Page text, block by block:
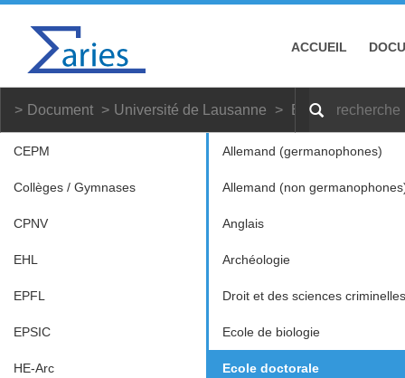
ACCUEIL
Document Université de Lausanne Ecole doctorale
CEPM
Collèges / Gymnases
CPNV
EHL
EPFL
EPSIC
HE-Arc
Allemand (germanophones)
Allemand (non
Anglais
Archéologie
Droit et des sciences criminelles
Ecole de biologie
Ecole doctorale